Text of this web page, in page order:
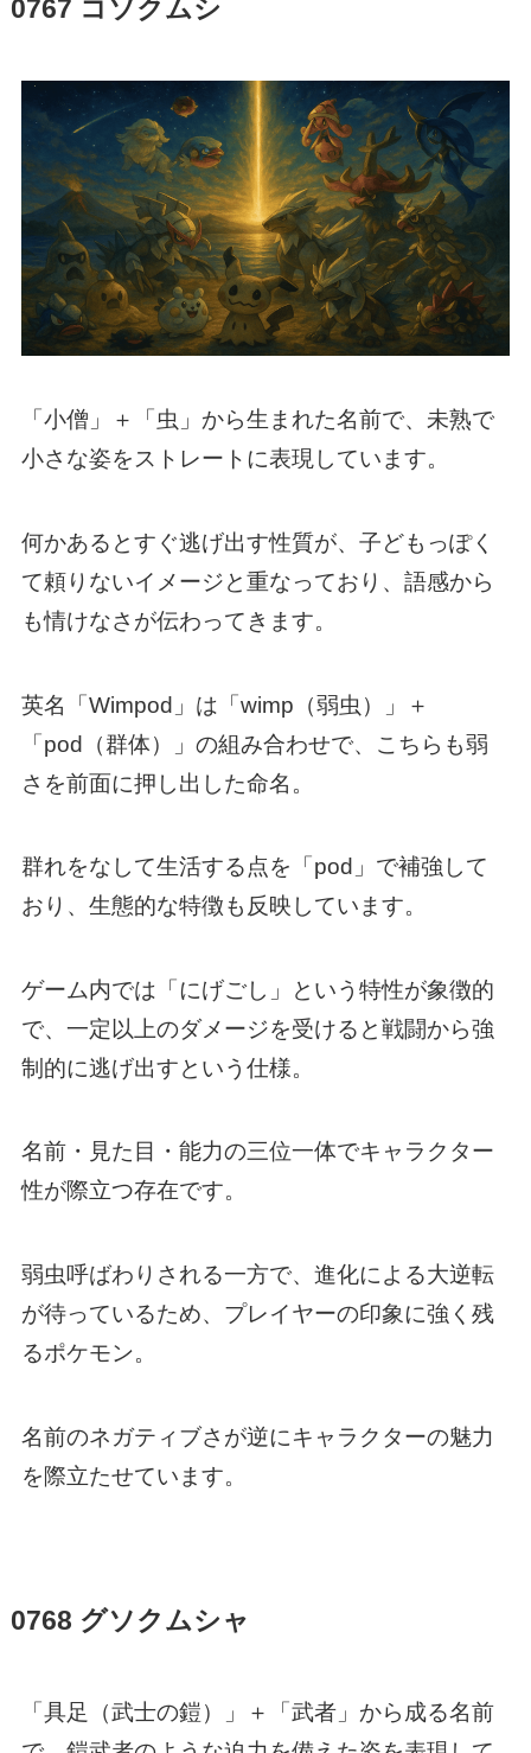
0767 コソクムシ
「小僧」＋「虫」から生まれた名前で、未熟で
小さな姿をストレートに表現しています。
何かあるとすぐ逃げ出す性質が、子どもっぽく
て頼りないイメージと重なっており、語感から
も情けなさが伝わってきます。
英名「Wimpod」は「wimp（弱虫）」＋
「pod（群体）」の組み合わせで、こちらも弱
さを前面に押し出した命名。
群れをなして生活する点を「pod」で補強して
おり、生態的な特徴も反映しています。
ゲーム内では「にげごし」という特性が象徴的
で、一定以上のダメージを受けると戦闘から強
制的に逃げ出すという仕様。
名前・見た目・能力の三位一体でキャラクター
性が際立つ存在です。
弱虫呼ばわりされる一方で、進化による大逆転
が待っているため、プレイヤーの印象に強く残
るポケモン。
名前のネガティブさが逆にキャラクターの魅力
を際立たせています。
0768 グソクムシャ
「具足（武士の鎧）」＋「武者」から成る名前